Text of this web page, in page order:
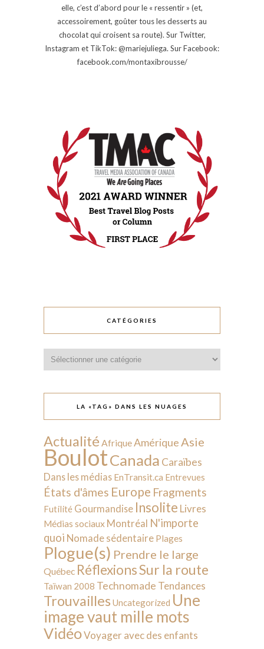
elle, c’est d’abord pour le « ressentir » (et,
accessoirement, goûter tous les desserts au
chocolat qui croisent sa route). Sur Twitter,
Instagram et TikTok: @mariejuliega. Sur Facebook:
facebook.com/montaxibrousse/
CATÉGORIES
LA «TAG» DANS LES NUAGES
Actualité AfriqueAmériqueAsie
BoulotCanada Caraïbes
Dans les médias EnTransit.ca Entrevues
États d'âmes Europe Fragments
Futilité Gourmandise Insolite Livres
Médias sociaux Montréal N'importe
quoi Nomade sédentaire Plages
Plogue(s) Prendre le large
Québec RéflexionsSur la route
Taïwan 2008 Technomade Tendances
Trouvailles Uncategorized Une
image vaut mille mots
VidéoVoyager avec des enfants